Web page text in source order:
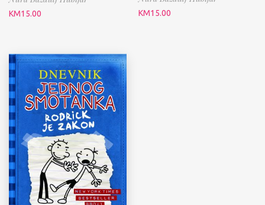
KM15.00 KM15.00